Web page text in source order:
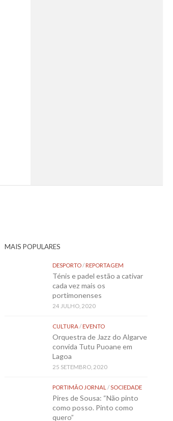
MAIS POPULARES
DESPORTO/REPORTAGEM
Ténis e padel estão a cativar
cada vez mais os
portimonenses
24 JULHO, 2020
CULTURA/EVENTO
Orquestra de Jazz do Algarve
convida Tutu Puoane em
Lagoa
25 SETEMBRO, 2020
PORTIMÃO JORNAL /SOCIEDADE
Pires de Sousa: “Não pinto
como posso. Pinto como
quero”